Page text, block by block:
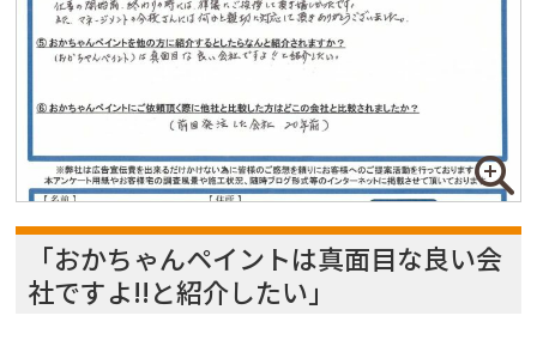
「おかちゃんペイントは真面目な良い会
社ですよ!!と紹介したい」